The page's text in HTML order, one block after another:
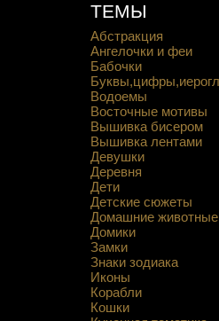
ТЕМЫ
Абстракция
Ангелочки и феи
Бабочки
Водоемы
Восточные мотивы
Вышивка бисером
Вышивка лентами
Девушки
Деревня
Дети
Детские сюжеты
Домашние животные
Домики
Замки
Знаки зодиака
Иконы
Корабли
Кошки